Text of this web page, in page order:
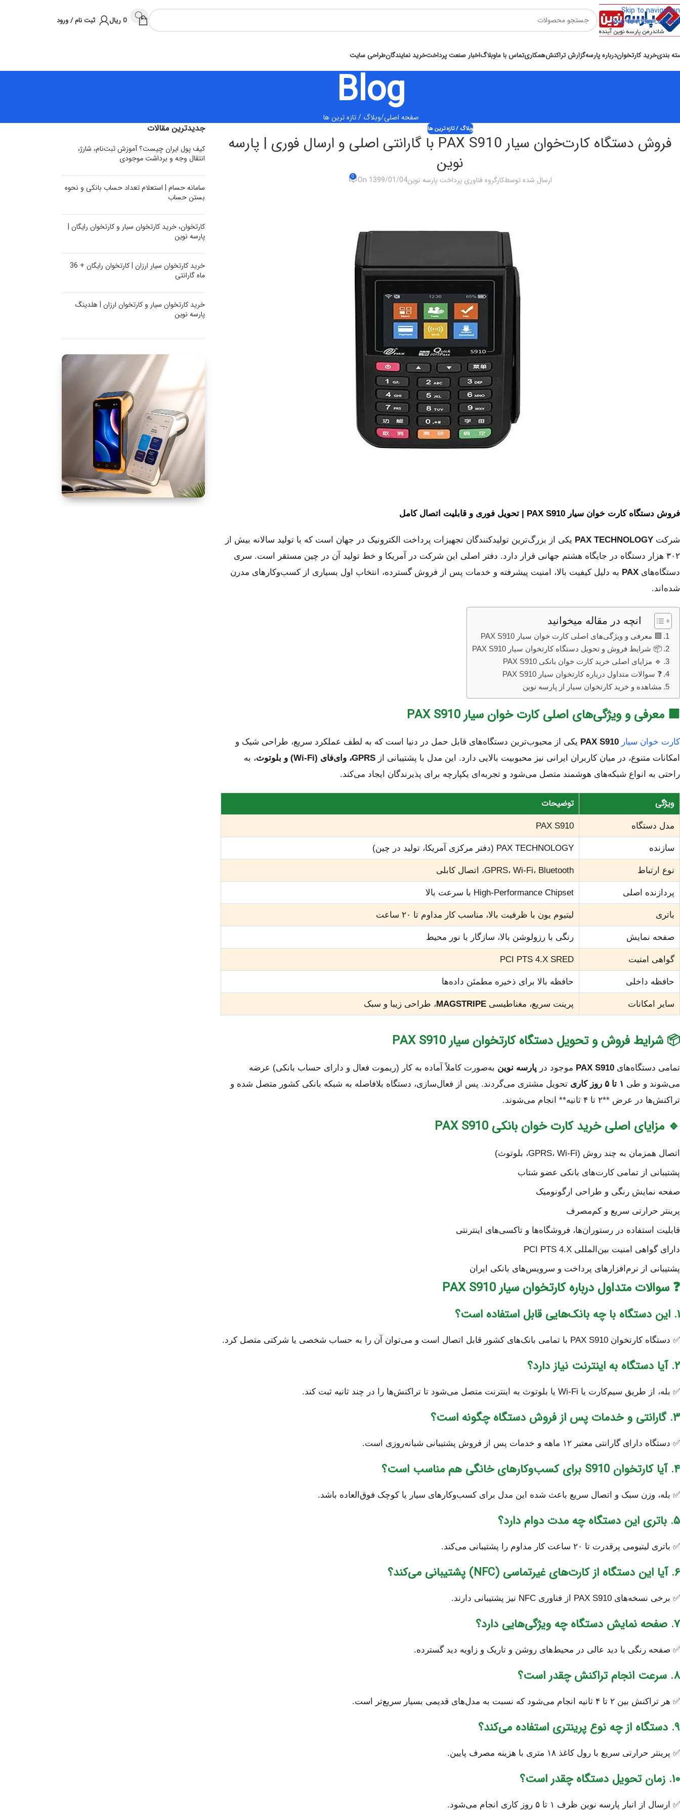
Skip to navigation
Skip to main content
0ریال ثبت نام / ورود
بندیخرید کارتخواندرباره پارسهگزارش تراکنشهمکاریتماس با ماوبلاگاخبار صنعت پرداختخرید نمایندگانطراحی سایت
Blog
صفحه اصلی وبلاگ / تازه ترین ها
وبلاگ / تازه ترین ها
فروش دستگاه کارت‌خوان سیار PAX S910 با گارانتی اصلی و ارسال فوری | پارسه
نوین
ارسال شده توسطکارگروه فناوری پرداخت پارسه نوینOn 1399/01/04
0
فروش دستگاه کارت خوان سیار PAX S910 | تحویل فوری و قابلیت اتصال کامل
شرکت PAX TECHNOLOGY یکی از بزرگ‌ترین تولیدکنندگان تجهیزات پرداخت الکترونیک در جهان است که با تولید سالانه بیش از
۳۰۲ هزار دستگاه در جایگاه هشتم جهانی قرار دارد. دفتر اصلی این شرکت در آمریکا و خط تولید آن در چین مستقر است. سری
دستگاه‌های PAX به دلیل کیفیت بالا، امنیت پیشرفته و خدمات پس از فروش گسترده، انتخاب اول بسیاری از کسب‌وکارهای مدرن
شده‌اند.
انچه در مقاله میخوانید
🟩 معرفی و ویژگی‌های اصلی کارت خوان سیار PAX S910
📦 شرایط فروش و تحویل دستگاه کارتخوان سیار PAX S910
🔹 مزایای اصلی خرید کارت خوان بانکی PAX S910
❓ سوالات متداول درباره کارتخوان سیار PAX S910
مشاهده و خرید کارتخوان سیار از پارسه نوین
🟩 معرفی و ویژگی‌های اصلی کارت خوان سیار PAX S910
کارت خوان سیار PAX S910 یکی از محبوب‌ترین دستگاه‌های قابل حمل در دنیا است که به لطف عملکرد سریع، طراحی شیک و
امکانات متنوع، در میان کاربران ایرانی نیز محبوبیت بالایی دارد. این مدل با پشتیبانی از GPRS، وای‌فای (Wi-Fi) و بلوتوث
، به
راحتی به انواع شبکه‌های هوشمند متصل می‌شود و تجربه‌ای یکپارچه برای پذیرندگان ایجاد می‌کند.
ویژگی توضیحات
مدل دستگاه PAX S910
سازنده PAX TECHNOLOGY (دفتر مرکزی آمریکا، تولید در چین)
نوع ارتباط GPRS، Wi-Fi، Bluetooth، اتصال کابلی
پردازنده اصلی High-Performance Chipset با سرعت بالا
باتری لیتیوم یون با ظرفیت بالا، مناسب کار مداوم تا ۲۰ ساعت
صفحه نمایش رنگی با رزولوشن بالا، سازگار با نور محیط
گواهی امنیت PCI PTS 4.X SRED
حافظه داخلی حافظه بالا برای ذخیره مطمئن داده‌ها
سایر امکانات پرینت سریع، مغناطیسی MAGSTRIPE، طراحی زیبا و سبک
📦 شرایط فروش و تحویل دستگاه کارتخوان سیار PAX S910
تمامی دستگاه‌های PAX S910 موجود در پارسه نوین به‌صورت کاملاً آماده به کار (ریموت فعال و دارای حساب بانکی) عرضه
می‌شوند و طی ۱ تا ۵ روز کاری
تحویل مشتری می‌گردند. پس از فعال‌سازی، دستگاه بلافاصله به شبکه بانکی کشور متصل شده و
تراکنش‌ها در عرض **۲ تا ۴ ثانیه** انجام می‌شوند.
🔹 مزایای اصلی خرید کارت خوان بانکی PAX S910
اتصال همزمان به چند روش (GPRS، Wi-Fi، بلوتوث)
پشتیبانی از تمامی کارت‌های بانکی عضو شتاب
صفحه نمایش رنگی و طراحی ارگونومیک
پرینتر حرارتی سریع و کم‌مصرف
قابلیت استفاده در رستوران‌ها، فروشگاه‌ها و تاکسی‌های اینترنتی
دارای گواهی امنیت بین‌المللی PCI PTS 4.X
پشتیبانی از نرم‌افزارهای پرداخت و سرویس‌های بانکی ایران
❓ سوالات متداول درباره کارتخوان سیار PAX S910
۱. این دستگاه با چه بانک‌هایی قابل استفاده است؟
✅ دستگاه کارتخوان PAX S910 با تمامی بانک‌های کشور قابل اتصال است و می‌توان آن را به حساب شخصی یا شرکتی متصل کرد.
۲. آیا دستگاه به اینترنت نیاز دارد؟
✅ بله، از طریق سیم‌کارت یا Wi-Fi یا بلوتوث به اینترنت متصل می‌شود تا تراکنش‌ها را در چند ثانیه ثبت کند.
۳. گارانتی و خدمات پس از فروش دستگاه چگونه است؟
✅ دستگاه دارای گارانتی معتبر ۱۲ ماهه و خدمات پس از فروش پشتیبانی شبانه‌روزی است.
۴. آیا کارتخوان S910 برای کسب‌وکارهای خانگی هم مناسب است؟
✅ بله، وزن سبک و اتصال سریع باعث شده این مدل برای کسب‌وکارهای سیار یا کوچک فوق‌العاده باشد.
۵. باتری این دستگاه چه مدت دوام دارد؟
✅ باتری لیتیومی پرقدرت تا ۲۰ ساعت کار مداوم را پشتیبانی می‌کند.
۶. آیا این دستگاه از کارت‌های غیرتماسی (NFC) پشتیبانی می‌کند؟
✅ برخی نسخه‌های PAX S910 از فناوری NFC نیز پشتیبانی دارند.
۷. صفحه نمایش دستگاه چه ویژگی‌هایی دارد؟
✅ صفحه رنگی با دید عالی در محیط‌های روشن و تاریک و زاویه دید گسترده.
۸. سرعت انجام تراکنش چقدر است؟
✅ هر تراکنش بین ۲ تا ۴ ثانیه انجام می‌شود که نسبت به مدل‌های قدیمی بسیار سریع‌تر است.
۹. دستگاه از چه نوع پرینتری استفاده می‌کند؟
✅ پرینتر حرارتی سریع با رول کاغذ ۱۸ متری با هزینه مصرف پایین.
۱۰. زمان تحویل دستگاه چقدر است؟
✅ ارسال از انبار پارسه نوین ظرف ۱ تا ۵ روز کاری انجام می‌شود.
جدیدترین مقالات
کیف پول ایران چیست؟ آموزش ثبت‌نام، شارژ،
انتقال وجه و برداشت موجودی
سامانه حسام | استعلام تعداد حساب بانکی و نحوه
بستن حساب
کارتخوان، خرید کارتخوان سیار و کارتخوان رایگان |
پارسه نوین
خرید کارتخوان سیار ارزان | کارتخوان رایگان + 36
ماه گارانتی
خرید کارتخوان سیار و کارتخوان ارزان | هلدینگ
پارسه نوین